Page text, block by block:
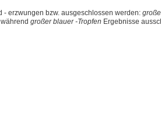
- erzwungen bzw. ausgeschlossen werden:
großer blauer -Tropfen Ergebnisse